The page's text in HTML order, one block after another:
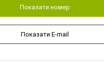
Показати номер
Показати E-mail